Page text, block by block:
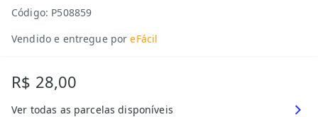
Código: P508859
Vendido e entregue por eFácil
R$ 28,00
Ver todas as parcelas disponíveis